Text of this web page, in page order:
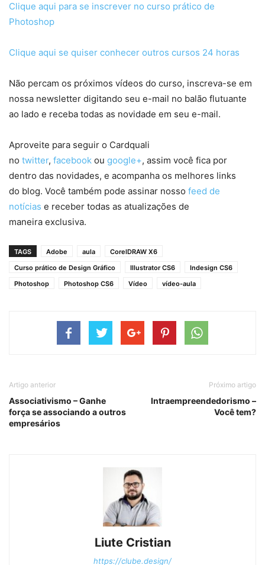
Clique aqui para se inscrever no curso prático de
Photoshop
Clique aqui se quiser conhecer outros cursos 24 horas
Não percam os próximos vídeos do curso, inscreva-se em
nossa newsletter digitando seu e-mail no balão flutuante
ao lado e receba todas as novidade em seu e-mail.
Aproveite para seguir o Cardquali
no twitter, facebook ou google+, assim você fica por
dentro das novidades, e acompanha os melhores links
do blog. Você também pode assinar nosso feed de
notícias e receber todas as atualizações de
maneira exclusiva.
TAGS Adobe aula
CorelDRAW X6
Curso prático de Design Gráfico
Illustrator CS6
Indesign CS6
Photoshop
Photoshop CS6 Vídeo vídeo-aula
Artigo anterior
Associativismo – Ganhe
força se associando a outros
empresários
Próximo artigo
Intraempreendedorismo –
Você tem?
Liute Cristian
https://clube.design/